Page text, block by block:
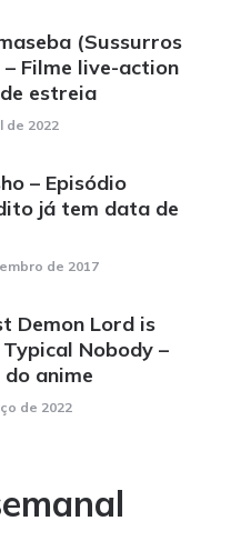
(Sussurros
– Filme live-action
estreia
de 2022
– Episódio
já tem data de
de 2017
Demon Lord is
Nobody –
anime
de 2022